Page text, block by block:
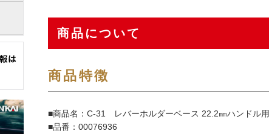
商品について
商品特徴
■商品名：C-31 レバーホルダーベース 22.2㎜ハンドル用
■品番：00076936